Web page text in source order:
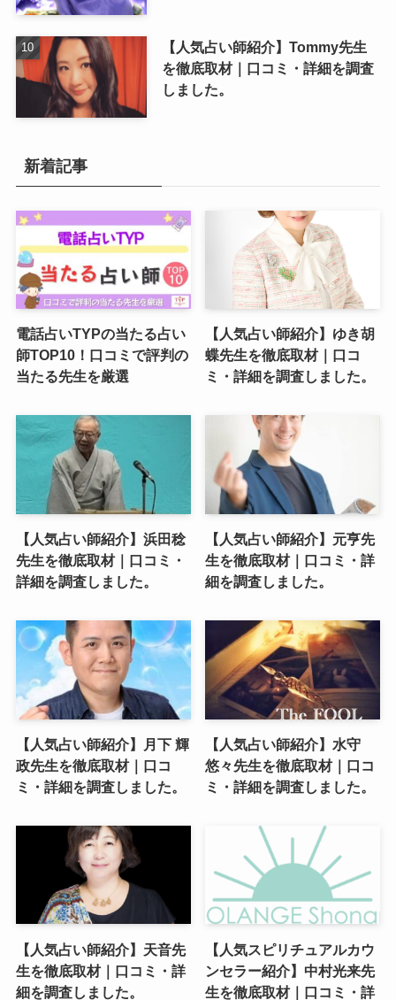
【人気占い師紹介】Tommy先生
を徹底取材｜口コミ・詳細を調査
しました。
新着記事
電話占いTYPの当たる占い
師TOP10！口コミで評判の
当たる先生を厳選
【人気占い師紹介】ゆき胡
蝶先生を徹底取材｜口コ
ミ・詳細を調査しました。
【人気占い師紹介】浜田稔
先生を徹底取材｜口コミ・
詳細を調査しました。
【人気占い師紹介】元亨先
生を徹底取材｜口コミ・詳
細を調査しました。
【人気占い師紹介】月下 輝
政先生を徹底取材｜口コ
ミ・詳細を調査しました。
【人気占い師紹介】水守
悠々先生を徹底取材｜口コ
ミ・詳細を調査しました。
【人気占い師紹介】天音先
生を徹底取材｜口コミ・詳
細を調査しました。
【人気スピリチュアルカウ
ンセラー紹介】中村光来先
生を徹底取材｜口コミ・詳